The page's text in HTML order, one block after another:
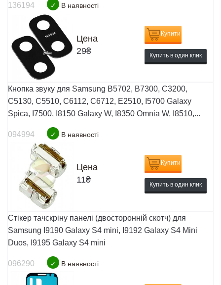
136194 ✓ В наявності
Цена
29₴
Купити
Купить в один клик
Кнопка звуку для Samsung B5702, B7300, C3200,
C5130, C5510, C6112, C6712, E2510, I5700 Galaxy
Spica, I7500, I8150 Galaxy W, I8350 Omnia W, I8510,...
094994 ✓ В наявності
Цена
11₴
Купити
Купить в один клик
Стікер тачскріну панелі (двосторонній скотч) для
Samsung I9190 Galaxy S4 mini, I9192 Galaxy S4 Mini
Duos, I9195 Galaxy S4 mini
096290 ✓ В наявності